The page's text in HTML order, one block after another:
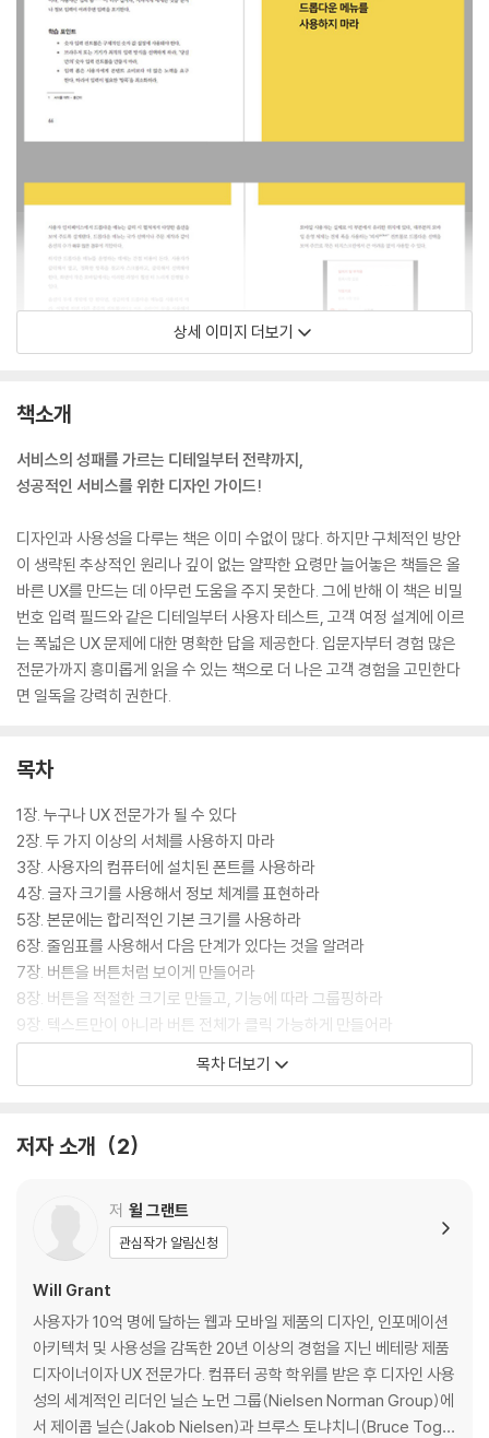
상세 이미지 더보기
책소개
서비스의 성패를 가르는 디테일부터 전략까지,
성공적인 서비스를 위한 디자인 가이드!
디자인과 사용성을 다루는 책은 이미 수없이 많다. 하지만 구체적인 방안
이 생략된 추상적인 원리나 깊이 없는 얄팍한 요령만 늘어놓은 책들은 올
바른 UX를 만드는 데 아무런 도움을 주지 못한다. 그에 반해 이 책은 비밀
번호 입력 필드와 같은 디테일부터 사용자 테스트, 고객 여정 설계에 이르
는 폭넓은 UX 문제에 대한 명확한 답을 제공한다. 입문자부터 경험 많은
전문가까지 흥미롭게 읽을 수 있는 책으로 더 나은 고객 경험을 고민한다
면 일독을 강력히 권한다.
목차
1장. 누구나 UX 전문가가 될 수 있다
2장. 두 가지 이상의 서체를 사용하지 마라
3장. 사용자의 컴퓨터에 설치된 폰트를 사용하라
4장. 글자 크기를 사용해서 정보 체계를 표현하라
5장. 본문에는 합리적인 기본 크기를 사용하라
6장. 줄임표를 사용해서 다음 단계가 있다는 것을 알려라
7장. 버튼을 버튼처럼 보이게 만들어라
8장. 버튼을 적절한 크기로 만들고, 기능에 따라 그룹핑하라
9장. 텍스트만이 아니라 버튼 전체가 클릭 가능하게 만들어라
10장. 새로운 컨트롤을 제멋대로 만들지 마라
11장. 검색은 입력 필드와 ‘검색’이라고 적힌 버튼으로 구성돼야 한다
14장. 옵션이 많지 않다면 드롭다운 메뉴를 사용하지 마라
16장. 스크린에서 살짝 벗어난 것들을 고려하라
17장. 피드 스타일의 콘텐트에서만 ‘무한 스크롤’을 사용하라
18장. 콘텐트에 시작, 중간, 끝이 있다면 페이지 번호 매김을 사용하라
19장. 무한 스크롤을 사용해야 한다면, 사용자의 위치를 기억하고 그곳으
로 돌려보내라
20장. ‘빈 공간’을 단순한 백지 상태 이상의 것으로 만들어라
21장. ‘시작하기’ 팁은 닫기 쉽게 만들어라
22장. 사용자가 피드를 ‘새로고침’하면, 읽지 않은 가장 최신 항목으로 이
동시켜라
목차 더보기
저자 소개 2
저 윌 그랜트
관심작가 알림신청
Will Grant
사용자가 10억 명에 달하는 웹과 모바일 제품의 디자인, 인포메이션
아키텍처 및 사용성을 감독한 20년 이상의 경험을 지닌 베테랑 제품
디자이너이자 UX 전문가다. 컴퓨터 공학 학위를 받은 후 디자인 사용
성의 세계적인 리더인 닐슨 노먼 그룹(Nielsen Norman Group)에
서 제이콥 닐슨(Jakob Nielsen)과 브루스 토냐치니(Bruce Togn